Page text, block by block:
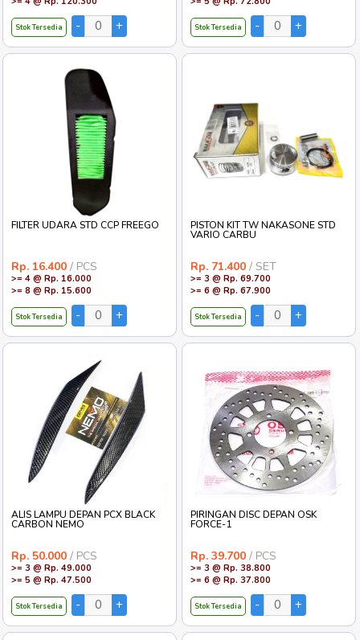
Stok Tersedia Stok Tersedia
FILTER UDARA STD CCP FREEGO
Rp. 16.400 / PCS
>= 4 @ Rp. 16.000
>= 8 @ Rp. 15.600
Stok Tersedia
PISTON KIT TW NAKASONE STD
VARIO CARBU
Rp. 71.400 / SET
>= 3 @ Rp. 69.700
>= 6 @ Rp. 67.900
Stok Tersedia
ALIS LAMPU DEPAN PCX BLACK
CARBON NEMO
Rp. 50.000 / PCS
>= 3 @ Rp. 49.000
>= 5 @ Rp. 47.500
Stok Tersedia
PIRINGAN DISC DEPAN OSK
FORCE-1
Rp. 39.700 / PCS
>= 3 @ Rp. 38.800
>= 6 @ Rp. 37.800
Stok Tersedia